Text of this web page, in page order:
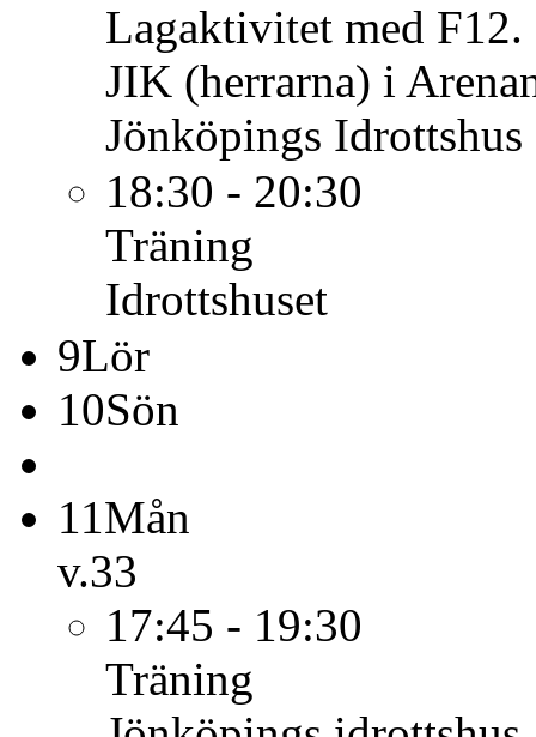
Lagaktivitet med
JIK (herrarna) i
Jönköpings Idrottshus
18:30 - 20:30
Träning
Idrottshuset
9Lör
10Sön
11Mån
v.33
17:45 - 19:30
Träning